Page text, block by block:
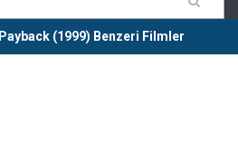
Payback (1999) Benzeri Filmler